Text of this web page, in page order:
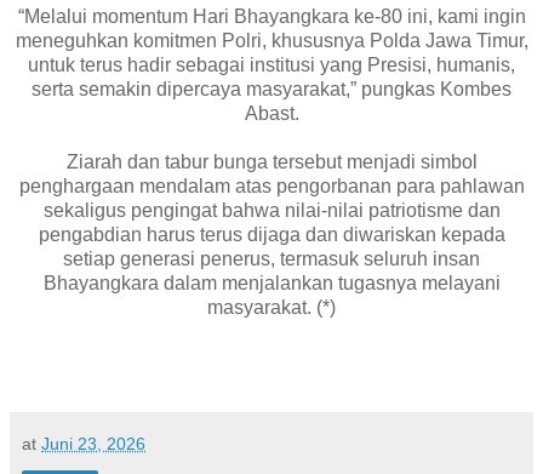
“Melalui momentum Hari Bhayangkara ke-80 ini, kami ingin
meneguhkan komitmen Polri, khususnya Polda Jawa Timur,
untuk terus hadir sebagai institusi yang Presisi, humanis,
serta semakin dipercaya masyarakat,” pungkas Kombes
Abast.
Ziarah dan tabur bunga tersebut menjadi simbol
penghargaan mendalam atas pengorbanan para pahlawan
sekaligus pengingat bahwa nilai-nilai patriotisme dan
pengabdian harus terus dijaga dan diwariskan kepada
setiap generasi penerus, termasuk seluruh insan
Bhayangkara dalam menjalankan tugasnya melayani
masyarakat. (*)
at Juni 23, 2026